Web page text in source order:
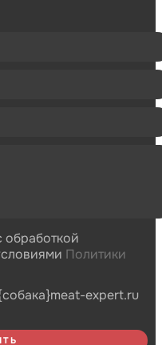
Политики
expert.ru